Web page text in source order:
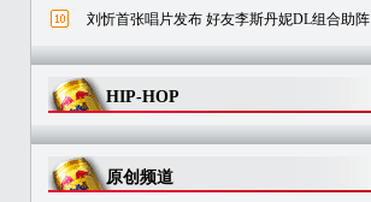
刘忻首张唱片发布 好友李斯丹妮DL组合助阵
HIP-HOP
原创频道